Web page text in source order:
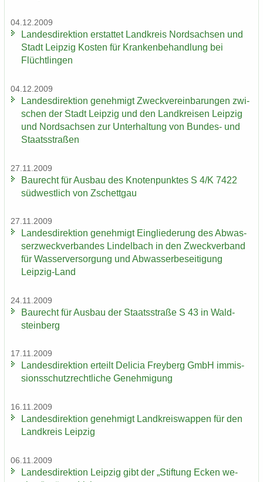
04.12.2009
Lan­des­di­rek­ti­on er­stat­tet Land­kreis Nord­sach­sen und
Stadt Leip­zig Kos­ten für Kran­ken­be­hand­lung bei
Flücht­lin­gen
04.12.2009
Lan­des­di­rek­ti­on ge­neh­migt Zweck­ver­ein­ba­run­gen zwi­
schen der Stadt Leip­zig und den Land­krei­sen Leip­zig
und Nord­sach­sen zur Un­ter­hal­tung von Bundes-​ und
Staats­stra­ßen
27.11.2009
Bau­recht für Aus­bau des Kno­ten­punk­tes S 4/K 7422
süd­west­lich von Zschett­gau
27.11.2009
Lan­des­di­rek­ti­on ge­neh­migt Ein­glie­de­rung des Ab­was­
ser­zweck­ver­ban­des Lindel­bach in den Zweck­ver­band
für Was­ser­ver­sor­gung und Ab­was­ser­be­sei­ti­gung
Leipzig-​Land
24.11.2009
Bau­recht für Aus­bau der Staats­stra­ße S 43 in Wald­
stein­berg
17.11.2009
Lan­des­di­rek­ti­on er­teilt De­li­cia Frey­berg GmbH im­mis­
si­ons­schutz­recht­li­che Ge­neh­mi­gung
16.11.2009
Lan­des­di­rek­ti­on ge­neh­migt Land­kreis­wap­pen für den
Land­kreis Leip­zig
06.11.2009
Lan­des­di­rek­ti­on Leip­zig gibt der „Stif­tung Ecken we­